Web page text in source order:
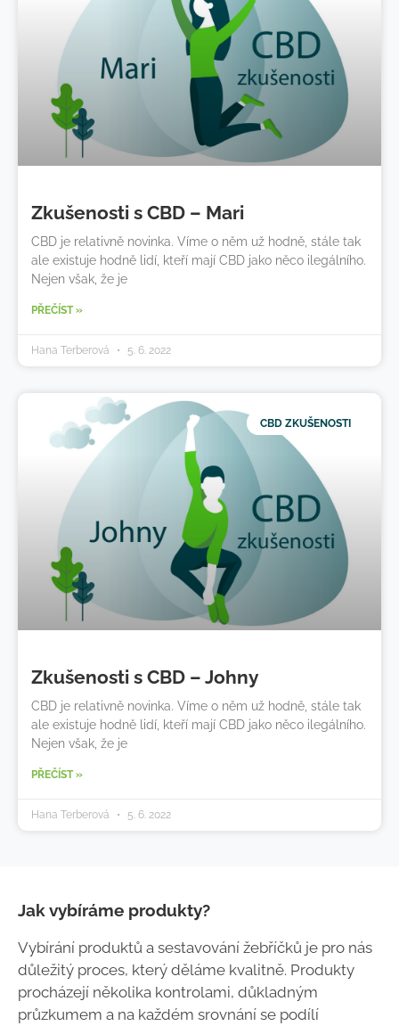
Zkušenosti s CBD – Mari
CBD je relativně novinka. Víme o něm už hodně, stále tak
ale existuje hodně lidí, kteří mají CBD jako něco ilegálního.
Nejen však, že je
PŘEČÍST »
Hana Terberová 5. 6. 2022
CBD ZKUŠENOSTI
Zkušenosti s CBD – Johny
CBD je relativně novinka. Víme o něm už hodně, stále tak
ale existuje hodně lidí, kteří mají CBD jako něco ilegálního.
Nejen však, že je
PŘEČÍST »
Hana Terberová 5. 6. 2022
Jak vybíráme produkty?
Vybírání produktů a sestavování žebříčků je pro nás
důležitý proces, který děláme kvalitně. Produkty
procházejí několika kontrolami, důkladným
průzkumem a na každém srovnání se podílí